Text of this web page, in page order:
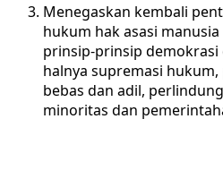
Menegaskan kembali
hukum hak asasi
prinsip-prinsip
halnya supremasi
bebas dan adil,
minoritas dan